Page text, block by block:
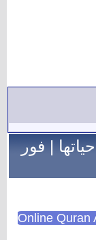
حياتها|فور